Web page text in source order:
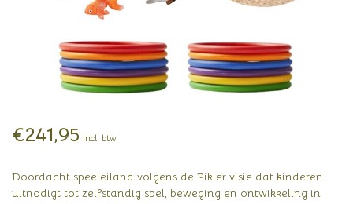
€241,95 Incl. btw
Doordacht speeleiland volgens de Pikler visie dat kinderen
uitnodigt tot zelfstandig spel, beweging en ontwikkeling in